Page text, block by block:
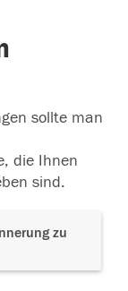
sollte man
die Ihnen
sind.
zu